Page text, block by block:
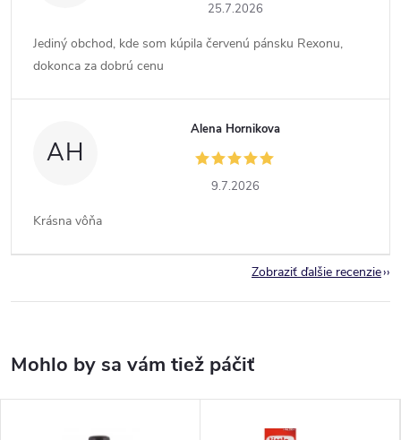
25.7.2026
Jediný obchod, kde som kúpila červenú pánsku Rexonu,
dokonca za dobrú cenu
AH
Alena Hornikova
9.7.2026
Krásna vôňa
Zobraziť ďalšie recenzie